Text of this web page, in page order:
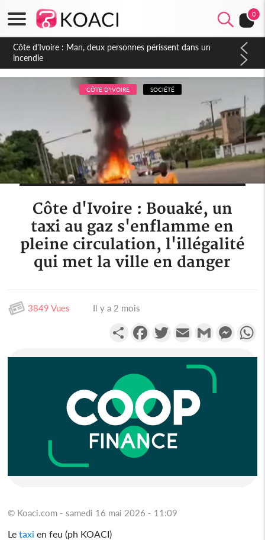
0
Côte d'Ivoire : Séileu, la célébration de la fête nationale
transformée en vaste campagne contre les produits
dépigmentants dangereux
CÔTE D'IVOIRE SOCIÉTÉ
Côte d'Ivoire : Bouaké, un
taxi au gaz s'enflamme en
pleine circulation, l'illégalité
qui met la ville en danger
3849 Vues Il y a 2 mois
PartagerFacebookTwitterEmail Gmail
© Koaci.com - samedi 16 mai 2026 - 11:09
Le taxi en feu (ph KOACI)